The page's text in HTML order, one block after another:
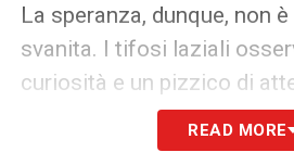
La speranza, dunque, non
svanita. I tifosi laziali
curiosità e un pizzico di
Insigne-Lazio
infiammare l’ambiente. Ma
READ MORE